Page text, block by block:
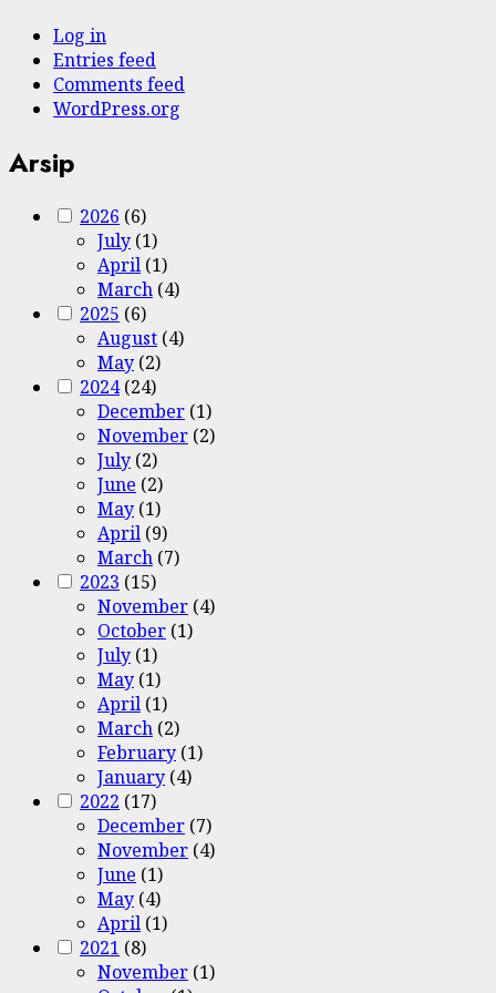
Log in
Entries feed
Comments feed
WordPress.org
Arsip
2026 (6)
July (1)
April (1)
March (4)
2025 (6)
August (4)
May (2)
2024(24)
December (1)
November (2)
July (2)
June (2)
May (1)
April (9)
March (7)
2023 (15)
November (4)
October (1)
July (1)
May (1)
April (1)
March (2)
February (1)
January (4)
2022 (17)
December (7)
November (4)
June (1)
May (4)
April (1)
2021 (8)
November (1)